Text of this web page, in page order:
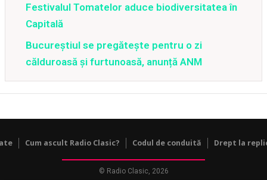
Festivalul Tomatelor aduce biodiversitatea în
Capitală
Bucureștiul se pregătește pentru o zi
călduroasă și furtunoasă, anunță ANM
Cum ascult Radio Clasic? Codul de conduită Drept la
© Radio Clasic, 2026